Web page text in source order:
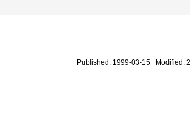
Published: 1999-03-15 Modified: